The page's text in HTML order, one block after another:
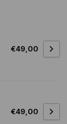
€49,00
€49,00